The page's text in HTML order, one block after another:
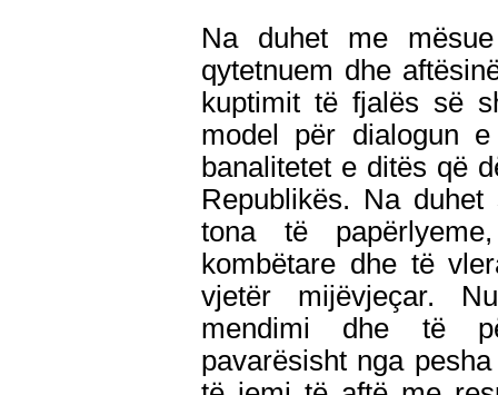
Na duhet me
qytetnuem dhe
kuptimit të fjalës së
model për dialogun
banalitetet e ditës që
Republikës. Na
tona të
kombëtare dhe të
vjetër mijëvjeçar.
mendimi dhe të
pavarësisht nga